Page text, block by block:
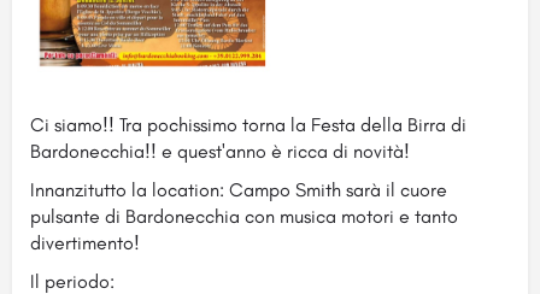
Ci siamo!! Tra pochissimo torna la Festa della Birra di
Bardonecchia!! e quest'anno è ricca di novità!
Innanzitutto la location: Campo Smith sarà il cuore
pulsante di Bardonecchia con musica motori e tanto
divertimento!
Il periodo: